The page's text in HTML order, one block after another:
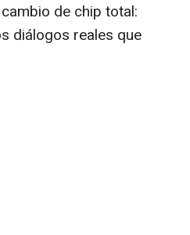
de chip total:
diálogos reales que